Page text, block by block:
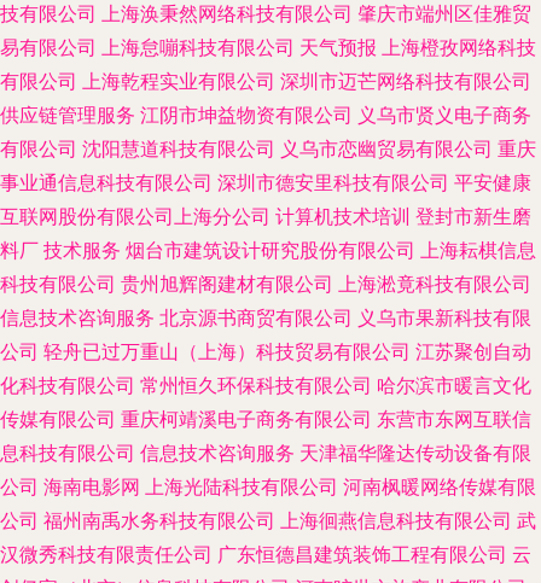
技有限公司 上海涣秉然网络科技有限公司 肇庆市端州区佳雅贸
易有限公司 上海怠嘣科技有限公司 天气预报 上海橙孜网络科技
有限公司 上海乾程实业有限公司 深圳市迈芒网络科技有限公司
供应链管理服务 江阴市坤益物资有限公司 义乌市贤义电子商务
有限公司 沈阳慧道科技有限公司 义乌市恋幽贸易有限公司 重庆
事业通信息科技有限公司 深圳市德安里科技有限公司 平安健康
互联网股份有限公司上海分公司 计算机技术培训 登封市新生磨
料厂 技术服务 烟台市建筑设计研究股份有限公司 上海耘棋信息
科技有限公司 贵州旭辉阁建材有限公司 上海淞竟科技有限公司
信息技术咨询服务 北京源书商贸有限公司 义乌市果新科技有限
公司 轻舟已过万重山（上海）科技贸易有限公司 江苏聚创自动
化科技有限公司 常州恒久环保科技有限公司 哈尔滨市暖言文化
传媒有限公司 重庆柯靖溪电子商务有限公司 东营市东网互联信
息科技有限公司 信息技术咨询服务 天津福华隆达传动设备有限
公司 海南电影网 上海光陆科技有限公司 河南枫暖网络传媒有限
公司 福州南禹水务科技有限公司 上海徊燕信息科技有限公司 武
汉微秀科技有限责任公司 广东恒德昌建筑装饰工程有限公司 云